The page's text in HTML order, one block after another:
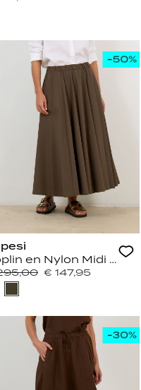
Midi Rok Ivory
en Nylon Midi Rok
€ 147,95